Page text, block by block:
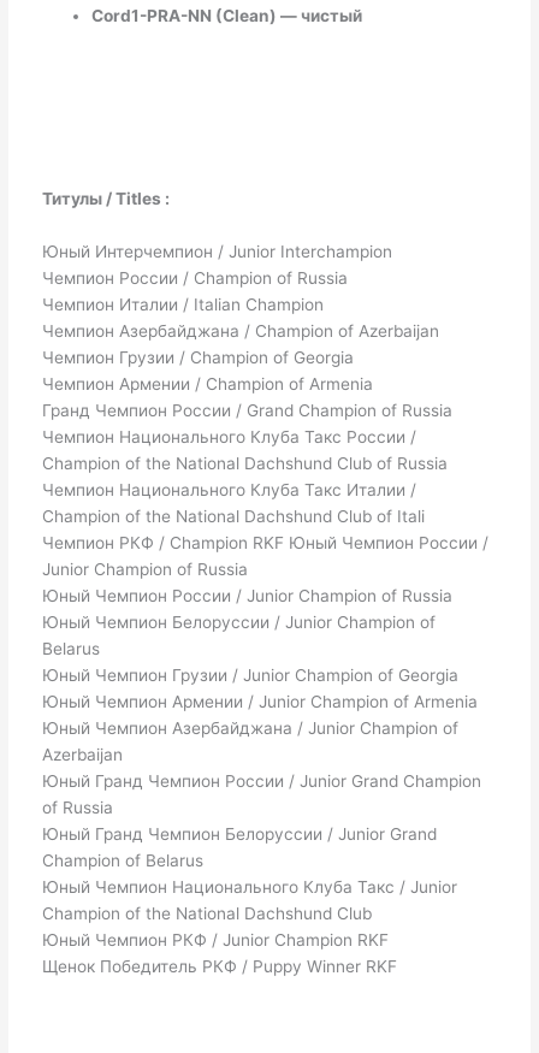
Cord1-PRA-NN (Clean) — чистый
Титулы / Titles :
Юный Интерчемпион / Junior Interchampion
Чемпион России / Champion of Russia
Чемпион Италии / Italian Champion
Чемпион Азербайджана / Champion of Azerbaijan
Чемпион Грузии / Champion of Georgia
Чемпион Армении / Champion of Armenia
Гранд Чемпион России / Grand Champion of Russia
Чемпион Национального Клуба Такс России /
Champion of the National Dachshund Club of Russia
Чемпион Национального Клуба Такс Италии /
Champion of the National Dachshund Club of Itali
Чемпион РКФ / Champion RKF Юный Чемпион России /
Junior Champion of Russia
Юный Чемпион России / Junior Champion of Russia
Юный Чемпион Белоруссии / Junior Champion of
Belarus
Юный Чемпион Грузии / Junior Champion of Georgia
Юный Чемпион Армении / Junior Champion of Armenia
Юный Чемпион Азербайджана / Junior Champion of
Azerbaijan
Юный Гранд Чемпион России / Junior Grand Champion
of Russia
Юный Гранд Чемпион Белоруссии / Junior Grand
Champion of Belarus
Юный Чемпион Национального Клуба Такс / Junior
Champion of the National Dachshund Club
Юный Чемпион РКФ / Junior Champion RKF
Щенок Победитель РКФ / Puppy Winner RKF